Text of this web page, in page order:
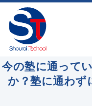
今の塾に通って
か？塾に通わず